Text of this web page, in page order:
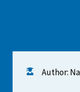
Author: